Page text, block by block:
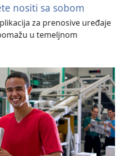
nositi sa sobom
za prenosive uređaje
u temeljnom